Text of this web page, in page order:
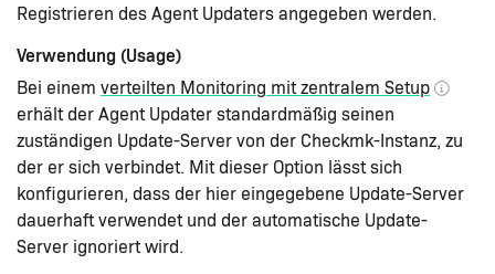
Registrieren des Agent Updaters angegeben werden.
Verwendung (Usage)
Bei einem verteilten Monitoring mit zentralem Setup
erhält der Agent Updater standardmäßig seinen
zuständigen Update-Server von der Checkmk-Instanz, zu
der er sich verbindet. Mit dieser Option lässt sich
konfigurieren, dass der hier eingegebene Update-Server
dauerhaft verwendet und der automatische Update-
Server ignoriert wird.